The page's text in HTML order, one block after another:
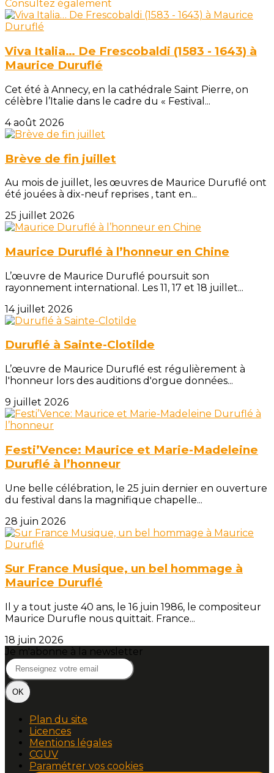
Consultez également
Viva Italia… De Frescobaldi (1583 - 1643) à
Maurice Duruflé
Cet été à Annecy, en la cathédrale Saint Pierre, on
célèbre l’Italie dans le cadre du « Festival...
4 août 2026
Brève de fin juillet
Au mois de juillet, les œuvres de Maurice Duruflé ont
été jouées à dix-neuf reprises , tant en...
25 juillet 2026
Maurice Duruflé à l’honneur en Chine
L’œuvre de Maurice Duruflé poursuit son
rayonnement international. Les 11, 17 et 18 juillet...
14 juillet 2026
Duruflé à Sainte-Clotilde
L’œuvre de Maurice Duruflé est régulièrement à
l'honneur lors des auditions d'orgue données...
9 juillet 2026
Festi’Vence: Maurice et Marie-Madeleine
Duruflé à l’honneur
Une belle célébration, le 25 juin dernier en ouverture
du festival dans la magnifique chapelle...
28 juin 2026
Sur France Musique, un bel hommage à
Maurice Duruflé
Il y a tout juste 40 ans, le 16 juin 1986, le compositeur
Maurice Durufle nous quittait. France...
18 juin 2026
Je m'abonne à la newsletter
OK
Plan du site
Licences
Mentions légales
CGUV
Paramétrer vos cookies